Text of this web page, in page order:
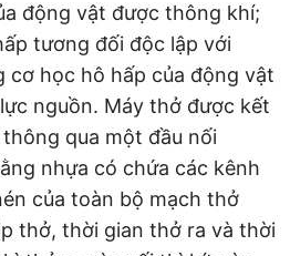
động vật được thông khí;
tương đối độc lập với
cơ học hô hấp của động vật
nguồn. Máy thở được kết
qua một đầu nối
nhựa có chứa các kênh
của toàn bộ mạch thở
thở, thời gian thở ra và thời